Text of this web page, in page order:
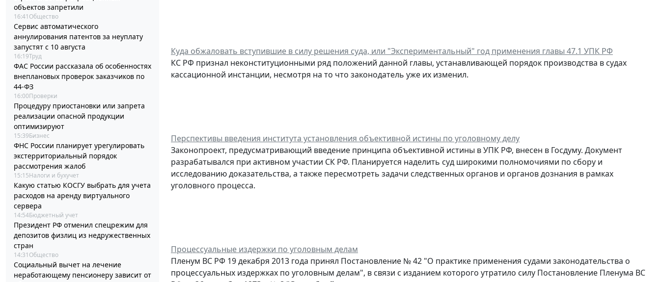
объектов запретили
16:41 Общество
Сервис автоматического
аннулирования патентов за неуплату
запустят с 10 августа
16:19Труд
ФАС России рассказала об особенностях
внеплановых проверок заказчиков по
44-ФЗ
16:00Проверки
Процедуру приостановки или запрета
реализации опасной продукции
оптимизируют
15:39Бизнес
ФНС России планирует урегулировать
экстерриториальный порядок
рассмотрения жалоб
15:15Налоги и бухучет
Какую статью КОСГУ выбрать для учета
расходов на аренду виртуального
сервера
14:54Бюджетный учет
Президент РФ отменил спецрежим для
депозитов физлиц из недружественных
стран
14:31 Общество
Социальный вычет на лечение
неработающему пенсионеру зависит от
Куда обжаловать вступившие в силу решения суда, или "Экспериментальный" год применения главы 47.1 УПК РФ
КС РФ признал неконституционными ряд положений данной главы, устанавливающей порядок производства в судах
кассационной инстанции, несмотря на то что законодатель уже их изменил.
Перспективы введения института установления объективной истины по уголовному делу
Законопроект, предусматривающий введение принципа объективной истины в УПК РФ, внесен в Госдуму. Документ
разрабатывался при активном участии СК РФ. Планируется наделить суд широкими полномочиями по сбору и
исследованию доказательства, а также пересмотреть задачи следственных органов и органов дознания в рамках
уголовного процесса.
Процессуальные издержки по уголовным делам
Пленум ВС РФ 19 декабря 2013 года принял Постановление № 42 "О практике применения судами законодательства о
процессуальных издержках по уголовным делам", в связи с изданием которого утратило силу Постановление Пленума ВС